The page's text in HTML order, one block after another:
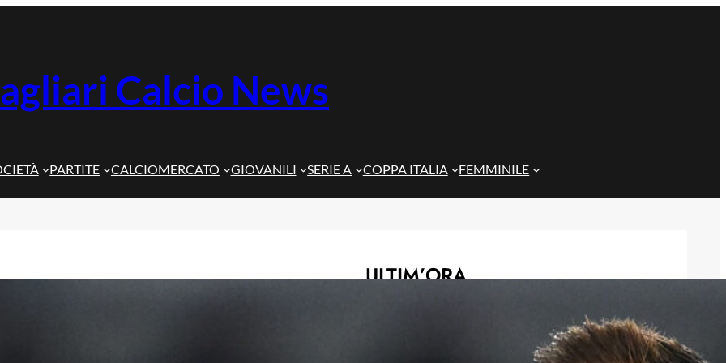
Calcio News
PARTITE CALCIOMERCATO GIOVANILI SERIE A COPPA ITALIA FEMMINILE
ULTIM’ORA
Cagliari Rugani: due club di Serie A